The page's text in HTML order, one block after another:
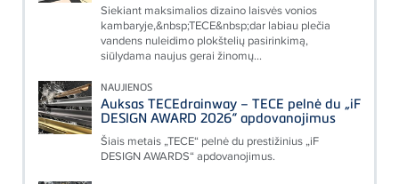
Siekiant maksimalios dizaino laisvės vonios
kambaryje,&nbsp;TECE&nbsp;dar labiau plečia
vandens nuleidimo plokštelių pasirinkimą,
siūlydama naujus gerai žinomų...
NAUJIENOS
Auksas TECEdrainway – TECE pelnė du „iF
DESIGN AWARD 2026“ apdovanojimus
Šiais metais „TECE“ pelnė du prestižinius „iF
DESIGN AWARDS“ apdovanojimus.